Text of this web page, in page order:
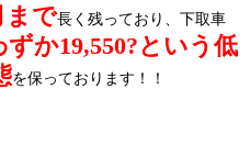
まで長く残っており、下取車
か19,550?という低
を保っております！！